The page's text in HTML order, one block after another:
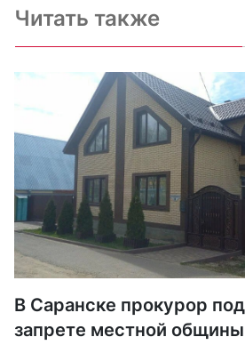
Читать также
В Саранске прокурор
запрете местной